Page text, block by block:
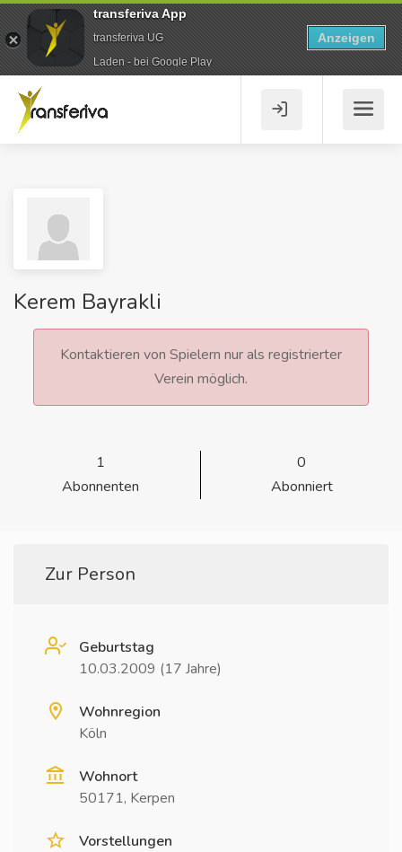
Kerem Bayrakli
Kontaktieren von Spielern nur als registrierter
Verein möglich.
1
Abonnenten
0
Abonniert
Zur Person
Geburtstag
10.03.2009 (17 Jahre)
Wohnregion
Köln
Wohnort
50171, Kerpen
Vorstellungen
transferiva App
transferiva UG
Laden - bei Google Play
Anzeigen